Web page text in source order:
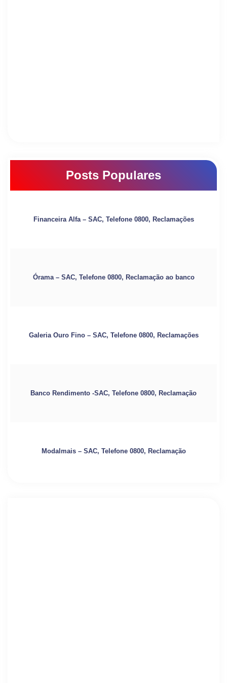
Posts Populares
Financeira Alfa – SAC, Telefone 0800, Reclamações
Órama – SAC, Telefone 0800, Reclamação ao banco
Galeria Ouro Fino – SAC, Telefone 0800, Reclamações
Banco Rendimento -SAC, Telefone 0800, Reclamação
Modalmais – SAC, Telefone 0800, Reclamação